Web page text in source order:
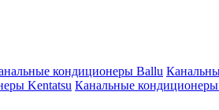
кондиционеры Ballu
Kentatsu Канальные